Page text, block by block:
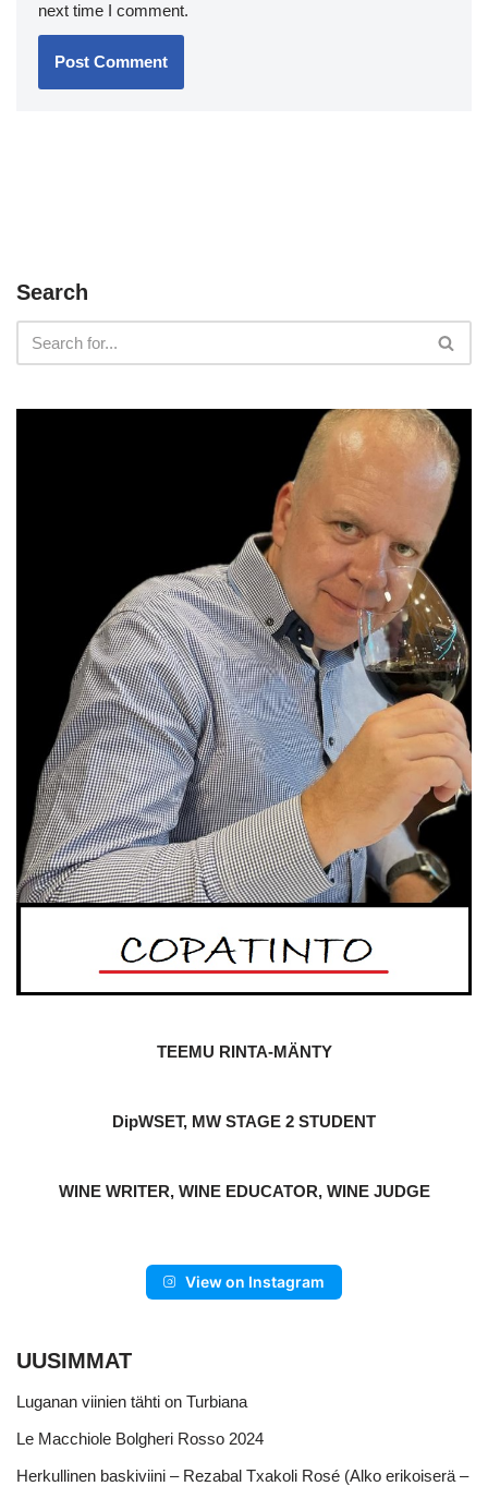
next time I comment.
Search
TEEMU RINTA-MÄNTY
DipWSET, MW STAGE 2 STUDENT
WINE WRITER, WINE EDUCATOR, WINE JUDGE
View on Instagram
UUSIMMAT
Luganan viinien tähti on Turbiana
Le Macchiole Bolgheri Rosso 2024
Herkullinen baskiviini – Rezabal Txakoli Rosé (Alko erikoiserä –